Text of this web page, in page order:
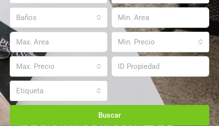
Baños
Min. Precio
Max. Precio
Etiqueta
Buscar